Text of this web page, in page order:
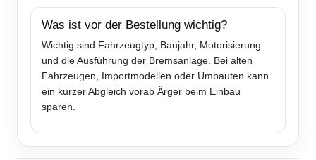
Was ist vor der Bestellung wichtig?
Wichtig sind Fahrzeugtyp, Baujahr, Motorisierung
und die Ausführung der Bremsanlage. Bei alten
Fahrzeugen, Importmodellen oder Umbauten kann
ein kurzer Abgleich vorab Ärger beim Einbau
sparen.